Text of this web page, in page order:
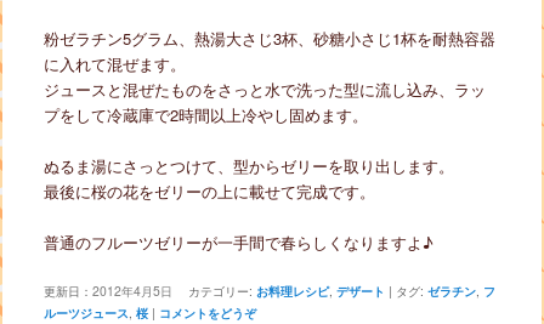
粉ゼラチン5グラム、熱湯大さじ3杯、砂糖小さじ1杯を耐熱容器
に入れて混ぜます。
ジュースと混ぜたものをさっと水で洗った型に流し込み、ラッ
プをして冷蔵庫で2時間以上冷やし固めます。
ぬるま湯にさっとつけて、型からゼリーを取り出します。
最後に桜の花をゼリーの上に載せて完成です。
普通のフルーツゼリーが一手間で春らしくなりますよ♪
更新日： 2012年4月5日 カテゴリー: お料理レシピ,デザート | タグ: ゼラチン, フ
ルーツジュース, 桜 | コメントをどうぞ